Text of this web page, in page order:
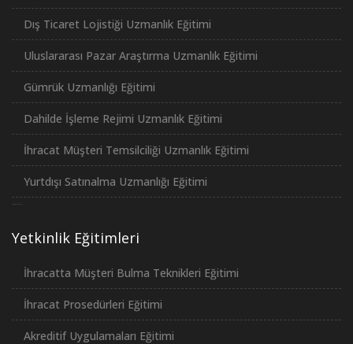
Dış Ticaret Lojistiği Uzmanlık Eğitimi
Uluslararası Pazar Araştırma Uzmanlık Eğitimi
Gümrük Uzmanlığı Eğitimi
Dahilde İşleme Rejimi Uzmanlık Eğitimi
İhracat Müşteri Temsilciliği Uzmanlık Eğitimi
Yurtdışı Satınalma Uzmanlığı Eğitimi
Yetkinlik Eğitimleri
İhracatta Müşteri Bulma Teknikleri Eğitimi
İhracat Prosedürleri Eğitimi
Akreditif Uygulamaları Eğitimi